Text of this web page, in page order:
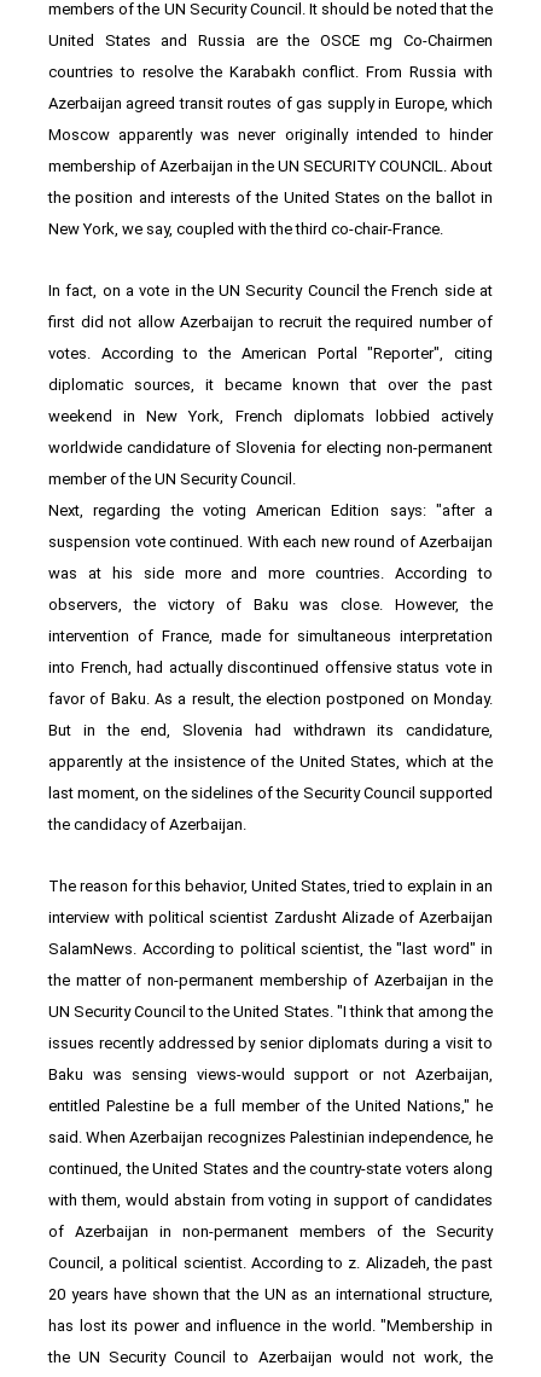
members of the UN Security Council. It should be noted that the
United States and Russia are the OSCE mg Co-Chairmen
countries to resolve the Karabakh conflict. From Russia with
Azerbaijan agreed transit routes of gas supply in Europe, which
Moscow apparently was never originally intended to hinder
membership of Azerbaijan in the UN SECURITY COUNCIL. About
the position and interests of the United States on the ballot in
New York, we say, coupled with the third co-chair-France.
In fact, on a vote in the UN Security Council the French side at
first did not allow Azerbaijan to recruit the required number of
votes. According to the American Portal "Reporter", citing
diplomatic sources, it became known that over the past
weekend in New York, French diplomats lobbied actively
worldwide candidature of Slovenia for electing non-permanent
member of the UN Security Council.
Next, regarding the voting American Edition says: "after a
suspension vote continued. With each new round of Azerbaijan
was at his side more and more countries. According to
observers, the victory of Baku was close. However, the
intervention of France, made for simultaneous interpretation
into French, had actually discontinued offensive status vote in
favor of Baku. As a result, the election postponed on Monday.
But in the end, Slovenia had withdrawn its candidature,
apparently at the insistence of the United States, which at the
last moment, on the sidelines of the Security Council supported
the candidacy of Azerbaijan.
The reason for this behavior, United States, tried to explain in an
interview with political scientist Zardusht Alizade of Azerbaijan
SalamNews. According to political scientist, the "last word" in
the matter of non-permanent membership of Azerbaijan in the
UN Security Council to the United States. "I think that among the
issues recently addressed by senior diplomats during a visit to
Baku was sensing views-would support or not Azerbaijan,
entitled Palestine be a full member of the United Nations," he
said. When Azerbaijan recognizes Palestinian independence, he
continued, the United States and the country-state voters along
with them, would abstain from voting in support of candidates
of Azerbaijan in non-permanent members of the Security
Council, a political scientist. According to z. Alizadeh, the past
20 years have shown that the UN as an international structure,
has lost its power and influence in the world. "Membership in
the UN Security Council to Azerbaijan would not work, the